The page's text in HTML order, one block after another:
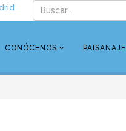
CONÓCENOS PAISANAJE